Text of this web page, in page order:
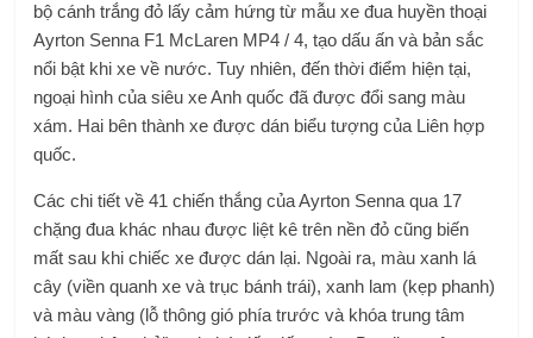
bộ cánh trắng đỏ lấy cảm hứng từ mẫu xe đua huyền thoại
Ayrton Senna F1 McLaren MP4 / 4, tạo dấu ấn và bản sắc
nổi bật khi xe về nước. Tuy nhiên, đến thời điểm hiện tại,
ngoại hình của siêu xe Anh quốc đã được đổi sang màu
xám. Hai bên thành xe được dán biểu tượng của Liên hợp
quốc.
Các chi tiết về 41 chiến thắng của Ayrton Senna qua 17
chặng đua khác nhau được liệt kê trên nền đỏ cũng biến
mất sau khi chiếc xe được dán lại. Ngoài ra, màu xanh lá
cây (viền quanh xe và trục bánh trái), xanh lam (kẹp phanh)
và màu vàng (lỗ thông gió phía trước và khóa trung tâm